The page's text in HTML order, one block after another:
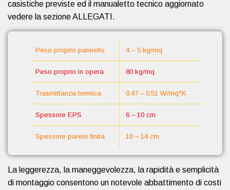
casistiche previste ed il manualetto tecnico aggiornato
vedere la sezione ALLEGATI.
Peso proprio pannello 4 – 5 kg/mq
Peso proprio in opera 80 kg/mq
Trasmittanza termica 0.47 – 0.51 W/mq°K
Spessore EPS 6 – 10 cm
Spessore parete finita 10 – 14 cm
La leggerezza, la maneggevolezza, la rapidità e semplicità
di montaggio consentono un notevole abbattimento di costi